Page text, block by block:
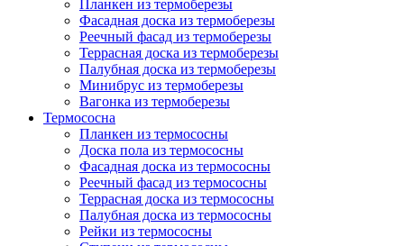
Планкен из термоберезы
Фасадная доска из термоберезы
Реечный фасад из термоберезы
Террасная доска из термоберезы
Палубная доска из термоберезы
Минибрус из термоберезы
Вагонка из термоберезы
Термососна
Планкен из термососны
Доска пола из термососны
Фасадная доска из термососны
Реечный фасад из термососны
Террасная доска из термососны
Палубная доска из термососны
Рейки из термососны